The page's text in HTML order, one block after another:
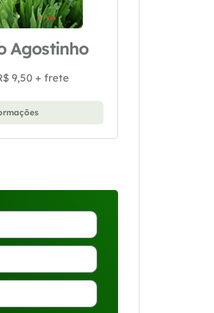
Agostinho
9,50 + frete